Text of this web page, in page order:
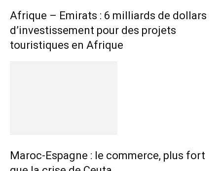
Afrique – Emirats : 6 milliards de dollars
d’investissement pour des projets
touristiques en Afrique
Maroc-Espagne : le commerce, plus fort